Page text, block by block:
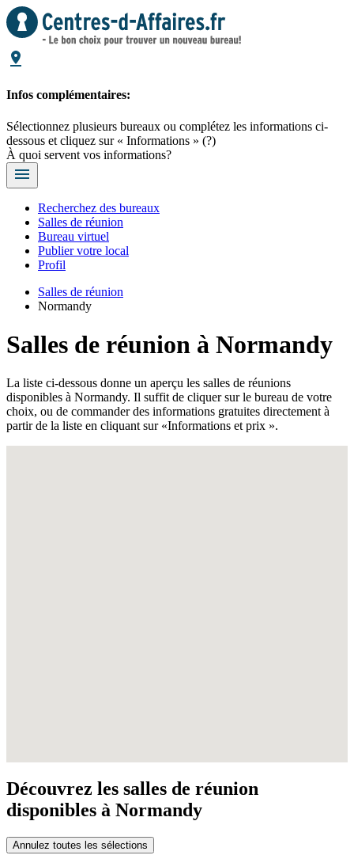
Infos complémentaires:
Sélectionnez plusieurs bureaux ou complétez les informations ci-
dessous et cliquez sur « Informations » (?)
À quoi servent vos informations?
Recherchez des bureaux
Salles de réunion
Bureau virtuel
Publier votre local
Profil
Salles de réunion
Normandy
Salles de réunion à Normandy
La liste ci-dessous donne un aperçu les salles de réunions
disponibles à Normandy. Il suffit de cliquer sur le bureau de votre
choix, ou de commander des informations gratuites directement à
partir de la liste en cliquant sur «Informations et prix ».
Découvrez les salles de réunion
disponibles à Normandy
Annulez toutes les sélections